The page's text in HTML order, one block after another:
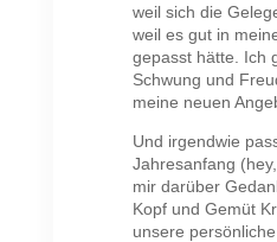
weil sich die
weil es gut in
gepasst hätte. Ich
Schwung und
meine neuen
Und irgendwie
Jahresanfang
mir darüber
Kopf und Gemüt
unsere